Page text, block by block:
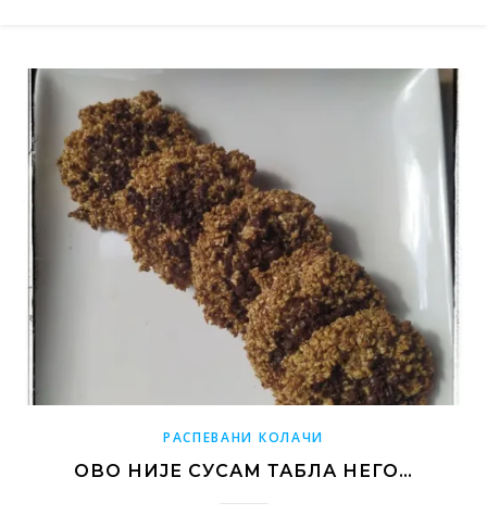
РАСПЕВАНИ КОЛАЧИ
ОВО НИЈЕ СУСАМ ТАБЛА НЕГО…